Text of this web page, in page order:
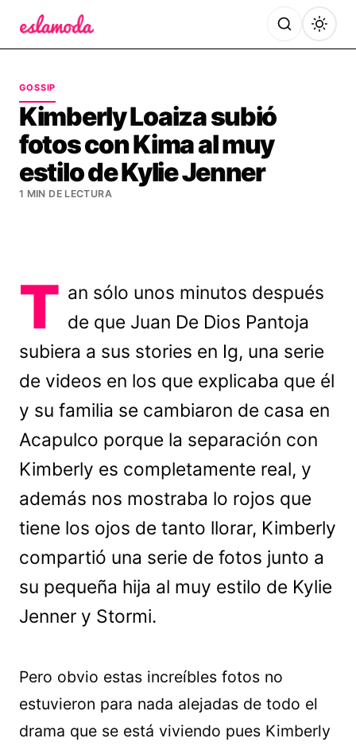
GOSSIP
Kimberly Loaiza subió
fotos con Kima al muy
estilo de Kylie Jenner
1 MIN DE LECTURA
T an sólo unos minutos después
de que Juan De Dios Pantoja
subiera a sus stories en Ig, una serie
de videos en los que explicaba que él
y su familia se cambiaron de casa en
Acapulco porque la separación con
Kimberly es completamente real, y
además nos mostraba lo rojos que
tiene los ojos de tanto llorar, Kimberly
compartió una serie de fotos junto a
su pequeña hija al muy estilo de Kylie
Jenner y Stormi.
Pero obvio estas increíbles fotos no
estuvieron para nada alejadas de todo el
drama que se está viviendo pues Kimberly